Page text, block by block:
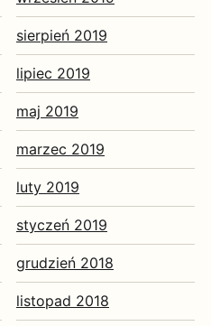
sierpień 2019
lipiec 2019
maj 2019
marzec 2019
luty 2019
styczeń 2019
grudzień 2018
listopad 2018